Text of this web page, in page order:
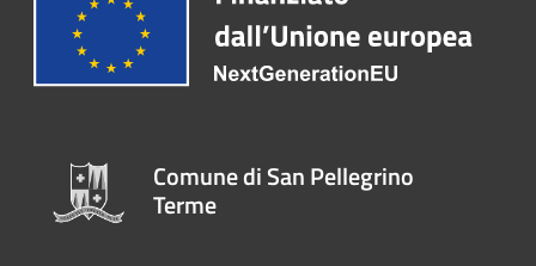
Comune di San Pellegrino
Terme